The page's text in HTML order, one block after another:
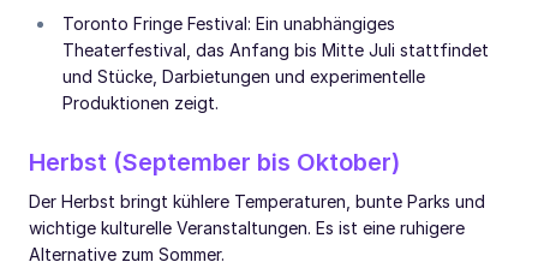
Toronto Fringe Festival: Ein unabhängiges
Theaterfestival, das Anfang bis Mitte Juli stattfindet
und Stücke, Darbietungen und experimentelle
Produktionen zeigt.
Herbst (September bis Oktober)
Der Herbst bringt kühlere Temperaturen, bunte Parks und
wichtige kulturelle Veranstaltungen. Es ist eine ruhigere
Alternative zum Sommer.